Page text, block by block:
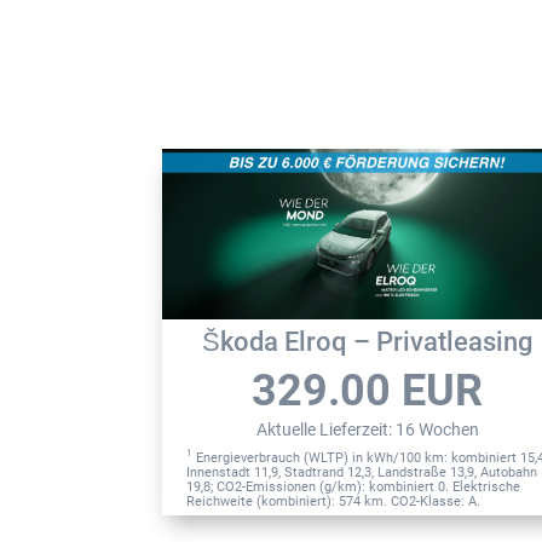
Škoda Elroq – Privatleasing
329.00 EUR
Aktuelle Lieferzeit: 16 Wochen
1 Energieverbrauch (WLTP) in kWh/100 km: kombiniert
Innenstadt 11,9, Stadtrand 12,3, Landstraße 13,9, Autobahn
19,8; CO2-Emissionen (g/km): kombiniert 0. Elektrische
Reichweite (kombiniert): 574 km. CO2-Klasse: A.